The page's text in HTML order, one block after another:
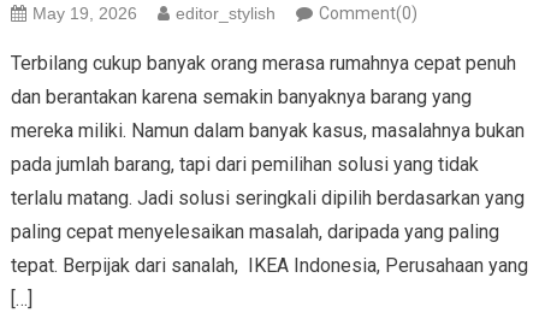
May 19, 2026 editor_stylish Comment(0)
Terbilang cukup banyak orang merasa rumahnya cepat penuh
dan berantakan karena semakin banyaknya barang yang
mereka miliki. Namun dalam banyak kasus, masalahnya bukan
pada jumlah barang, tapi dari pemilihan solusi yang tidak
terlalu matang. Jadi solusi seringkali dipilih berdasarkan yang
paling cepat menyelesaikan masalah, daripada yang paling
tepat. Berpijak dari sanalah, IKEA Indonesia, Perusahaan yang
[…]